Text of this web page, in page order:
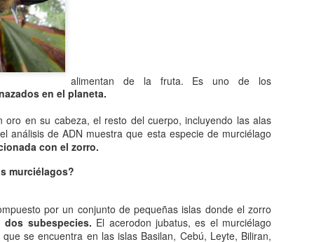
alimentan de la fruta. Es uno de los
en el planeta.
oro en su cabeza, el resto del cuerpo, incluyendo las alas
análisis de ADN muestra que esta especie de murciélago
con el zorro.
murciélagos?
por un conjunto de pequeñas islas donde el zorro
subespecies. El acerodon jubatus, es el murciélago
se encuentra en las islas Basilan, Cebú, Leyte, Biliran,